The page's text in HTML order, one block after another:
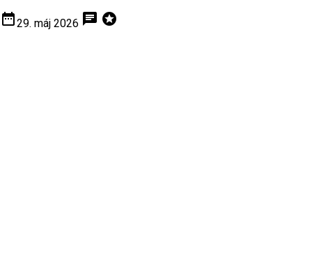
date_range29. máj 2026 chat stars